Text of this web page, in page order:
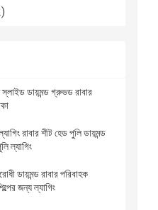
স্লাইড ডায়মন্ড গ্রুভড রাবার
রাবার শীট হেড পুলি ডায়মন্ড
ল্যাগিং
ডায়মন্ড রাবার পরিবাহক
জন্য ল্যাগিং